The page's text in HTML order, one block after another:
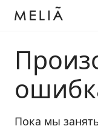
Пока мы